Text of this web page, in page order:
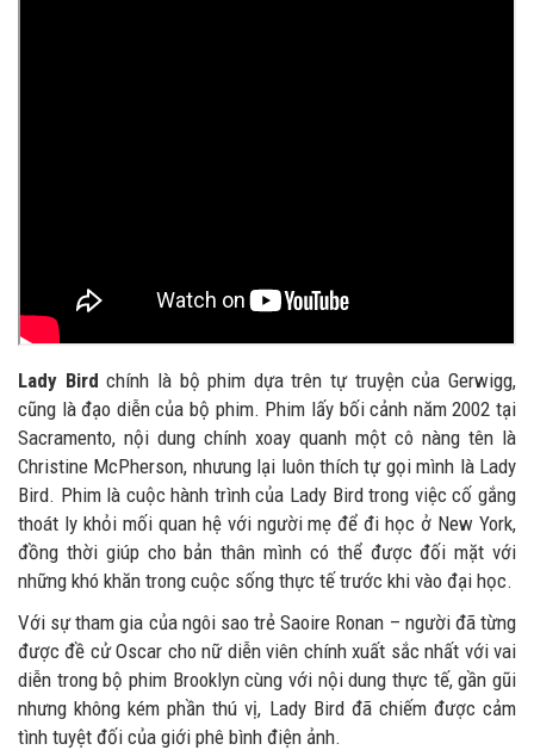
Lady Bird chính là bộ phim dựa trên tự truyện của Gerwigg,
cũng là đạo diễn của bộ phim. Phim lấy bối cảnh năm 2002 tại
Sacramento, nội dung chính xoay quanh một cô nàng tên là
Christine McPherson, nhưung lại luôn thích tự gọi mình là Lady
Bird. Phim là cuộc hành trình của Lady Bird trong việc cố gắng
thoát ly khỏi mối quan hệ với người mẹ để đi học ở New York,
đồng thời giúp cho bản thân mình có thể được đối mặt với
những khó khăn trong cuộc sống thực tế trước khi vào đại học.
Với sự tham gia của ngôi sao trẻ Saoire Ronan – người đã từng
được đề cử Oscar cho nữ diễn viên chính xuất sắc nhất với vai
diễn trong bộ phim Brooklyn cùng với nội dung thực tế, gần gũi
nhưng không kém phần thú vị, Lady Bird đã chiếm được cảm
tình tuyệt đối của giới phê bình điện ảnh.